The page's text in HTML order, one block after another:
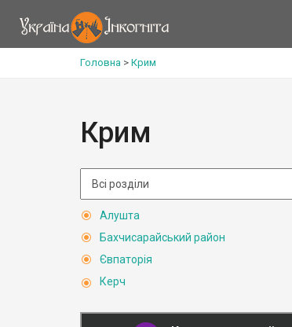
Головна > Крим
Крим
Алушта
Бахчисарайський район
Євпаторія
Керч